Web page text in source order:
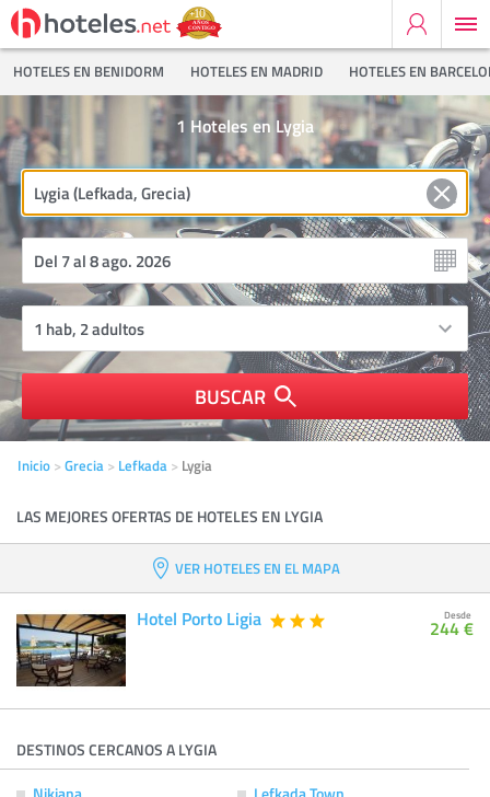
HOTELES EN BENIDORM HOTELES EN MADRID HOTELES EN
Hoteles en Lygia
1
BUSCAR
Inicio Grecia Lefkada Lygia
LAS MEJORES OFERTAS DE HOTELES EN LYGIA
VER HOTELES EN EL MAPA
Hotel Porto Ligia Desde
244 €
DESTINOS CERCANOS A LYGIA